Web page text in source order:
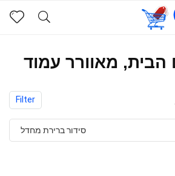
הבית, מאוורר עמוד
Filter
סידור ברירת מחדל